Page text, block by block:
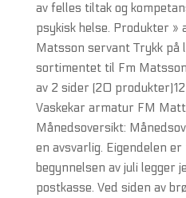
av felles tiltak og
psykisk helse. Produkter »
Matsson servant Trykk på
sortimentet til Fm
av 2 sider (20
Vaskekar armatur FM
Månedsoversikt:
en avsvarlig. Eigendelen
begynnelsen av juli legger
postkasse. Ved siden av